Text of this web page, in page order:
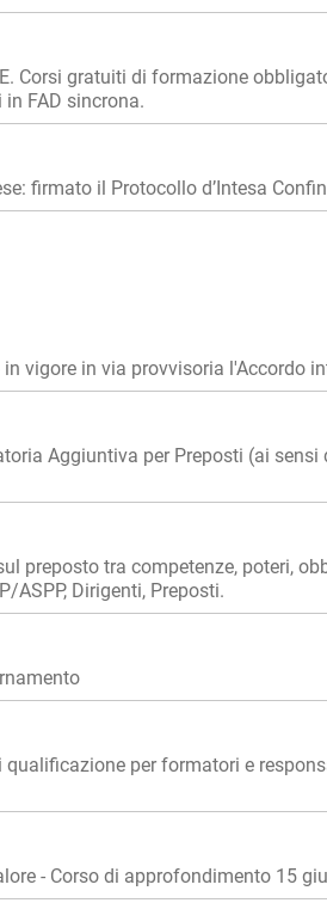
Corsi gratuiti di formazione
FAD sincrona.
firmato il Protocollo d’Intesa
vigore in via provvisoria l'Accordo
Aggiuntiva per Preposti (ai
preposto tra competenze, poteri,
ASPP, Dirigenti, Preposti.
per formatori e
- Corso di approfondimento 15